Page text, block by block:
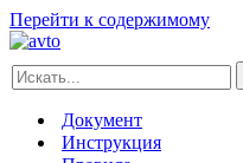
Перейти к содержимому
Искать...
Документ
Инструкция